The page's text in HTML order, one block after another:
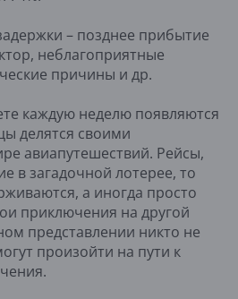
– позднее прибытие
неблагоприятные
причины и др.
каждую неделю появляются
делятся своими
авиапутешествий. Рейсы,
в загадочной лотерее, то
а иногда просто
приключения на другой
представлении никто не
произойти на пути к